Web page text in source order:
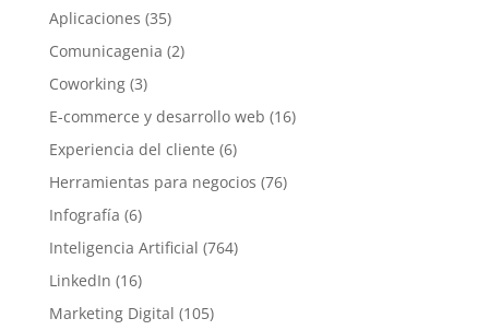
Aplicaciones (35)
Comunicagenia (2)
Coworking(3)
E-commerce y desarrollo web (16)
Experiencia del cliente (6)
Herramientas para negocios (76)
Infografía (6)
Inteligencia Artificial (764)
LinkedIn (16)
Marketing Digital (105)